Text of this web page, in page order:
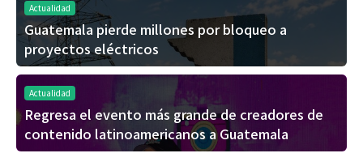
Actualidad
Guatemala pierde millones por bloqueo a
proyectos eléctricos
Actualidad
Regresa el evento más grande de creadores de
contenido latinoamericanos a Guatemala